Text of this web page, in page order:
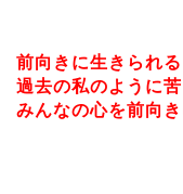
前向きに生きられ
過去の私のように
みんなの心を前向